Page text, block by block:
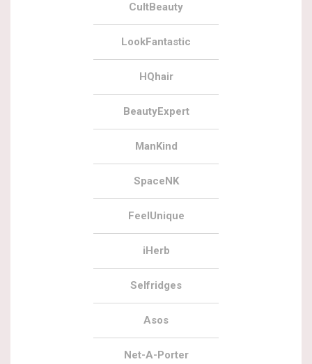
CultBeauty
LookFantastic
HQhair
BeautyExpert
ManKind
SpaceNK
FeelUnique
iHerb
Selfridges
Asos
Net-A-Porter